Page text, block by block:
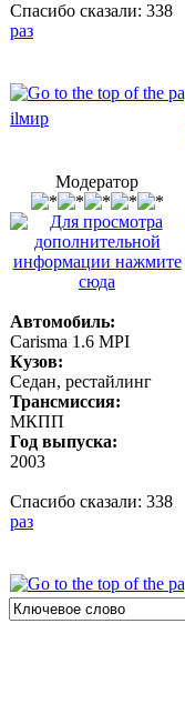
Спасибо сказали: 338
раз
ilмир
Модератор
Автомобиль:
Carisma 1.6 MPI
Кузов:
Седан, рестайлинг
Трансмиссия:
МКПП
Год выпуска:
2003
Спасибо сказали: 338
раз